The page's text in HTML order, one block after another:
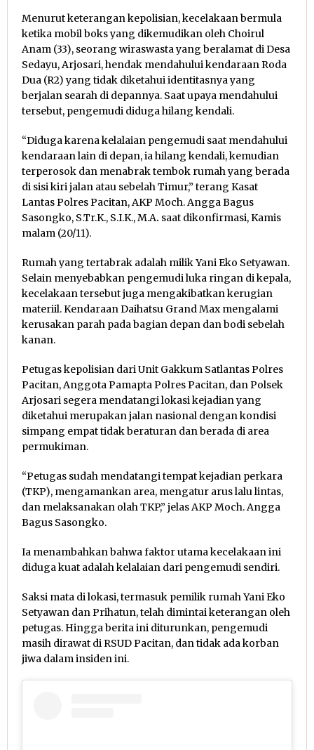
Menurut keterangan kepolisian, kecelakaan bermula
ketika mobil boks yang dikemudikan oleh Choirul
Anam (33), seorang wiraswasta yang beralamat di Desa
Sedayu, Arjosari, hendak mendahului kendaraan Roda
Dua (R2) yang tidak diketahui identitasnya yang
berjalan searah di depannya. Saat upaya mendahului
tersebut, pengemudi diduga hilang kendali.
“Diduga karena kelalaian pengemudi saat mendahului
kendaraan lain di depan, ia hilang kendali, kemudian
terperosok dan menabrak tembok rumah yang berada
di sisi kiri jalan atau sebelah Timur,” terang Kasat
Lantas Polres Pacitan, AKP Moch. Angga Bagus
Sasongko, S.Tr.K., S.I.K., M.A. saat dikonfirmasi, Kamis
malam (20/11).
Rumah yang tertabrak adalah milik Yani Eko Setyawan.
Selain menyebabkan pengemudi luka ringan di kepala,
kecelakaan tersebut juga mengakibatkan kerugian
materiil. Kendaraan Daihatsu Grand Max mengalami
kerusakan parah pada bagian depan dan bodi sebelah
kanan.
Petugas kepolisian dari Unit Gakkum Satlantas Polres
Pacitan, Anggota Pamapta Polres Pacitan, dan Polsek
Arjosari segera mendatangi lokasi kejadian yang
diketahui merupakan jalan nasional dengan kondisi
simpang empat tidak beraturan dan berada di area
permukiman.
“Petugas sudah mendatangi tempat kejadian perkara
(TKP), mengamankan area, mengatur arus lalu lintas,
dan melaksanakan olah TKP,” jelas AKP Moch. Angga
Bagus Sasongko.
Ia menambahkan bahwa faktor utama kecelakaan ini
diduga kuat adalah kelalaian dari pengemudi sendiri.
Saksi mata di lokasi, termasuk pemilik rumah Yani Eko
Setyawan dan Prihatun, telah dimintai keterangan oleh
petugas. Hingga berita ini diturunkan, pengemudi
masih dirawat di RSUD Pacitan, dan tidak ada korban
jiwa dalam insiden ini.